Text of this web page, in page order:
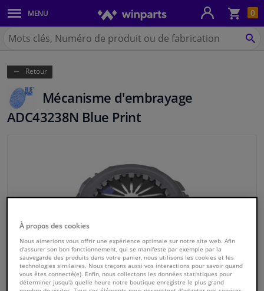
0
MENU
Carrosserie & tôles
Feux & ampoules
Freinage
Système d'échappement
Refroidissement & chauffage
Pièces moteur & accessoires
Filtres & liquides
Bagages & transport
Chercher
Winparts.be
Retour
Mécanisme d'embrayage
ADC43238N Blue Print
À propos des cookies
Nous aimerions vous offrir une expérience optimale sur notre site web. Afin
d'assurer son bon fonctionnement, qui se manifeste par exemple par la
sauvegarde des produits dans votre panier, nous utilisons les cookies et les
technologies similaires. Nous traçons aussi vos interactions pour savoir quand
vous êtes connecté(e). Enfin, nous collectons les données statistiques pour
déterminer jusqu'à quelle heure notre boutique enregistre le plus grand